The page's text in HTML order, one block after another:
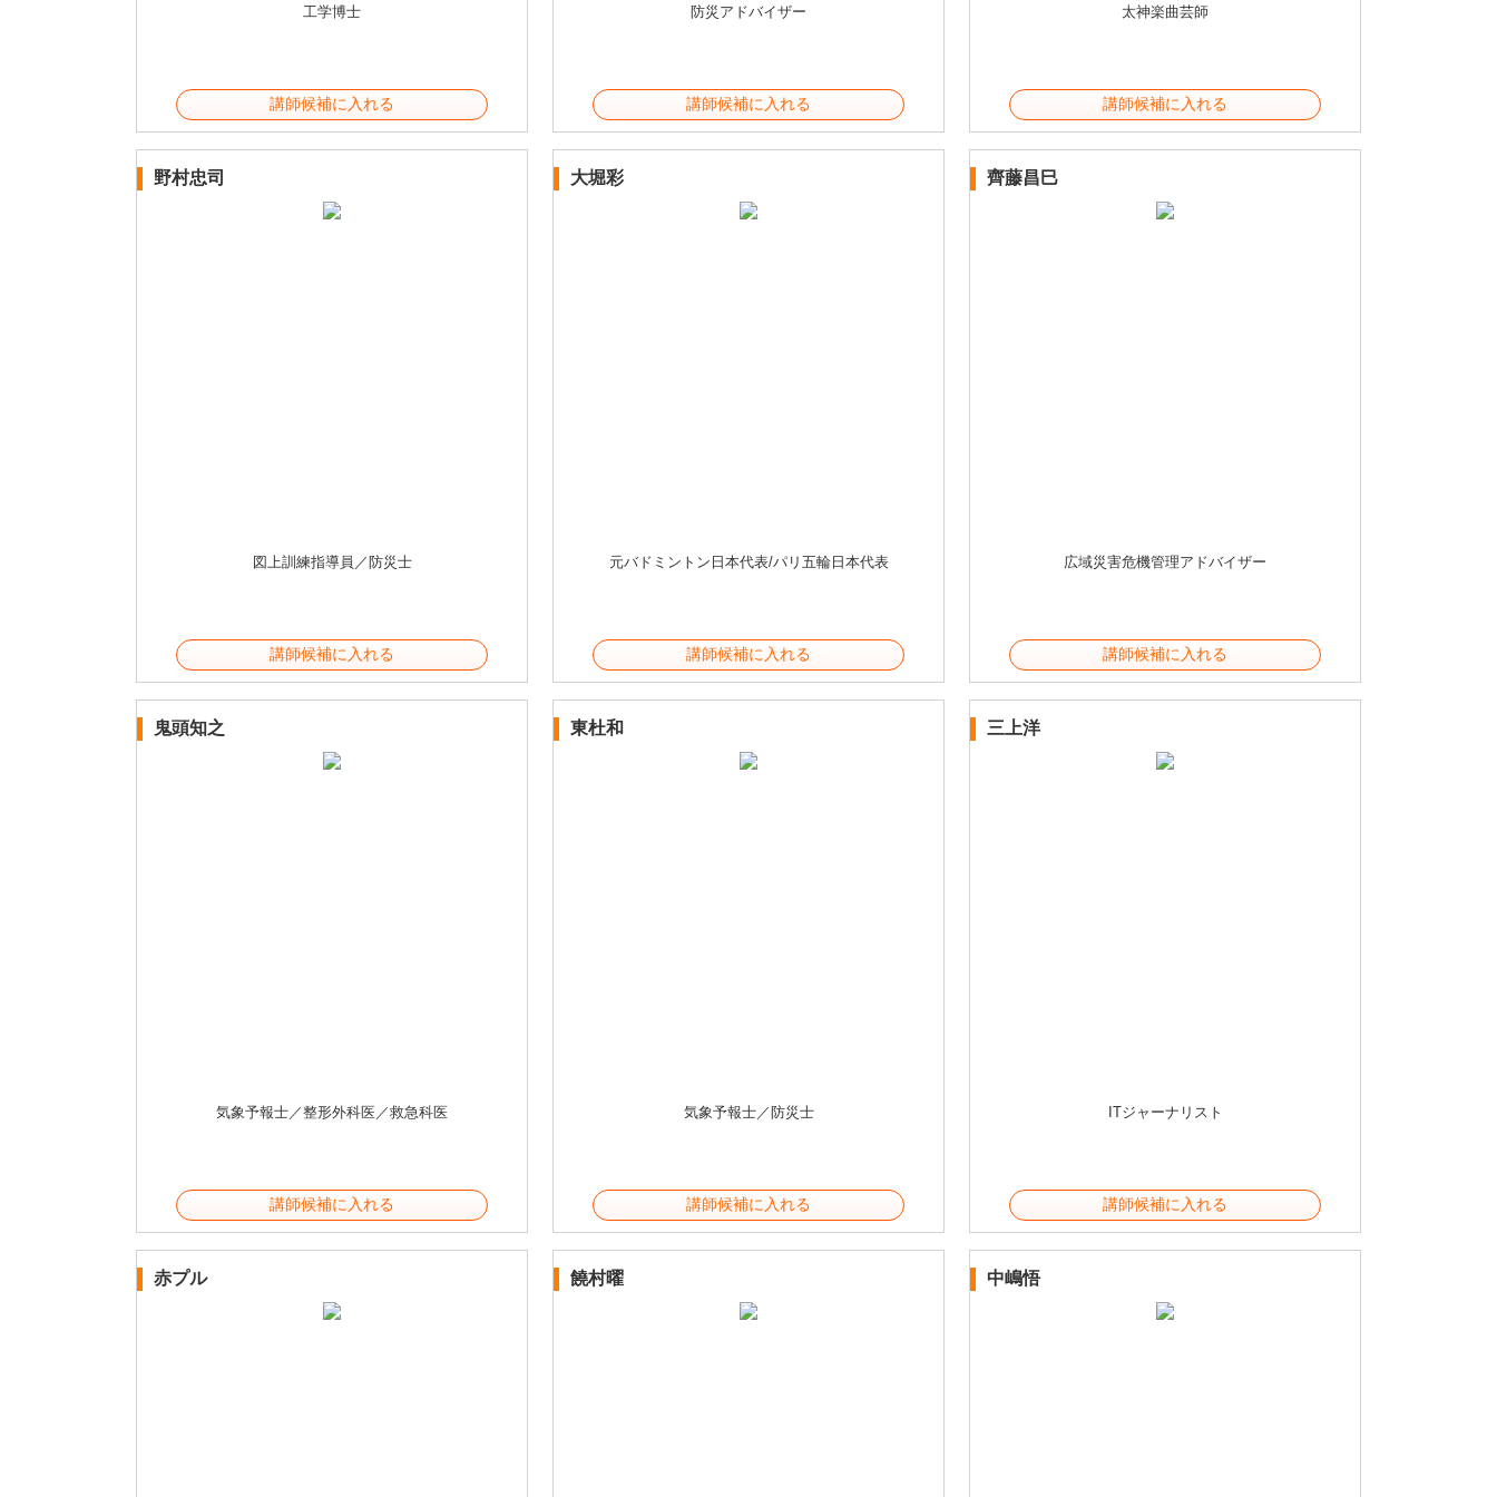
工学博士
講師候補に入れる
防災アドバイザー
講師候補に入れる
太神楽曲芸師
講師候補に入れる
野村忠司
図上訓練指導員／防災士
講師候補に入れる
大堀彩
元バドミントン日本代表/パリ五輪日本代表
講師候補に入れる
齊藤昌巳
広域災害危機管理アドバイザー
講師候補に入れる
鬼頭知之
気象予報士／整形外科医／救急科医
講師候補に入れる
東杜和
気象予報士／防災士
講師候補に入れる
三上洋
ITジャーナリスト
講師候補に入れる
赤プル 饒村曜 中嶋悟